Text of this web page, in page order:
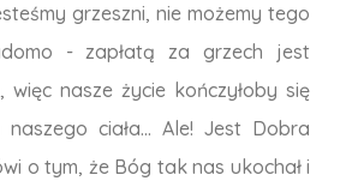
grzeszni, nie możemy tego
- zapłatą za grzech jest
więc nasze życie kończyłoby się
ciała... Ale! Jest Dobra
o tym, że Bóg tak nas ukochał i